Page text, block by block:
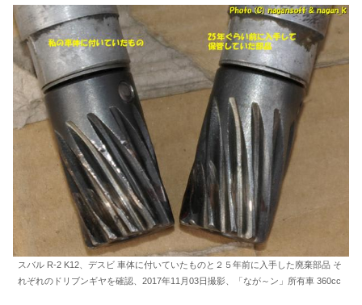
スバル R-2 K12、デスビ 車体に付いていたものと２５年前に入手した廃棄部品 そ
れぞれのドリブンギヤを確認、2017年11月03日撮影、「なが～ン」所有車 360cc